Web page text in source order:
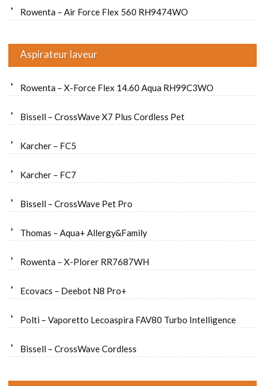
Rowenta – Air Force Flex 560 RH9474WO
Aspirateur laveur
Rowenta – X-Force Flex 14.60 Aqua RH99C3WO
Bissell – CrossWave X7 Plus Cordless Pet
Karcher – FC5
Karcher – FC7
Bissell – CrossWave Pet Pro
Thomas – Aqua+ Allergy&Family
Rowenta – X-Plorer RR7687WH
Ecovacs – Deebot N8 Pro+
Polti – Vaporetto Lecoaspira FAV80 Turbo Intelligence
Bissell – CrossWave Cordless